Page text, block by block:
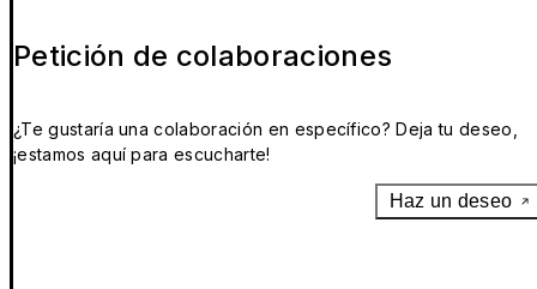
Petición de colaboraciones
¿Te gustaría una colaboración en específico? Deja tu deseo,
¡estamos aquí para escucharte!
Haz un deseo